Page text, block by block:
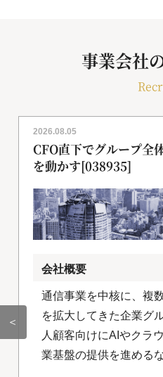
事業会社
＜
2026.08.05
CFO直下でグループ全
を動かす[038935]
会社概要
通信事業を中核に、複
を拡大してきた企業グ
人顧客向けにAIやクラ
業基盤の提供を進める